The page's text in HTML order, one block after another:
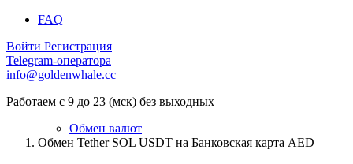
FAQ
Войти Регистрация
Telegram-оператора
info@goldenwhale.cc
Работаем с 9 до 23 (мск) без выходных
Обмен валют
Обмен Tether SOL USDT на Банковская карта AED